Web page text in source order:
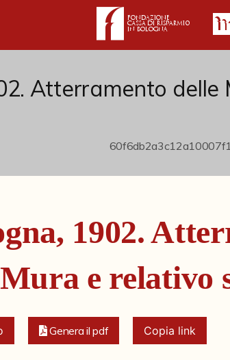
Atterramento delle
1902.
Mura e relativo
Genera il pdf Copia link